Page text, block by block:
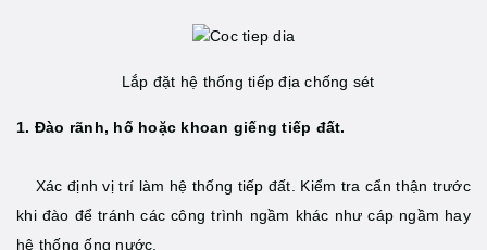
Lắp đặt hệ thống tiếp địa chống sét
1. Đào rãnh, hố hoặc khoan giếng tiếp đất.
Xác định vị trí làm hệ thống tiếp đất. Kiểm tra cẩn thận trước
khi đào để tránh các công trình ngầm khác như cáp ngầm hay
hệ thống ống nước.